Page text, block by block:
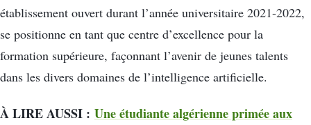
établissement ouvert durant l’année universitaire 2021-2022,
se positionne en tant que centre d’excellence pour la
formation supérieure, façonnant l’avenir de jeunes talents
dans les divers domaines de l’intelligence artificielle.
À LIRE AUSSI : Une étudiante algérienne primée aux